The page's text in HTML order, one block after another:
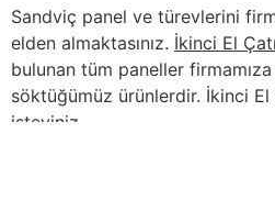
Sandviç panel ve türevlerini
elden almaktasınız. İkinci El
bulunan tüm paneller
söktüğümüz ürünlerdir. İkinci El
isteyiniz.